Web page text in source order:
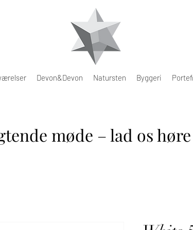
Devon&Devon Natursten Byggeri
møde – lad os